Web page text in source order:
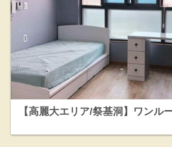
【高麗大エリア/祭基洞】ワンル